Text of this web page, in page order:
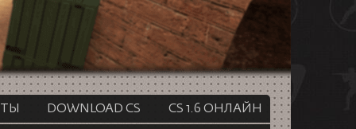
DOWNLOAD CS CS 1.6 ОНЛАЙН